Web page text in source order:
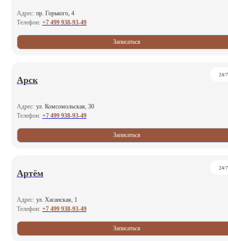
Адрес: пр. Горького, 4
Телефон: +7 499 938-93-49
Записаться
Арск
24/7
Адрес: ул. Комсомольская, 30
Телефон: +7 499 938-93-49
Записаться
Артём
24/7
Адрес: ул. Хасанская, 1
Телефон: +7 499 938-93-49
Записаться